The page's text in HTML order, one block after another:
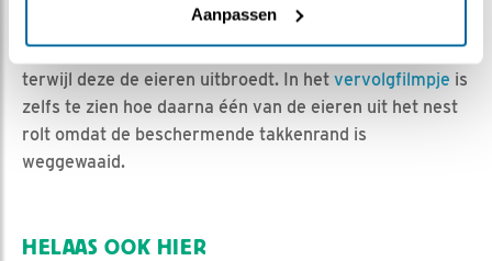
Aanpassen
webcam van SEO/BirdLifeop gericht staat. Te zien is
hoe sterke windstoten het nest en de ooievaar optillen
terwijl deze de eieren uitbroedt. In het vervolgfilmpje is
zelfs te zien hoe daarna één van de eieren uit het nest
rolt omdat de beschermende takkenrand is
weggewaaid.
HELAAS OOK HIER